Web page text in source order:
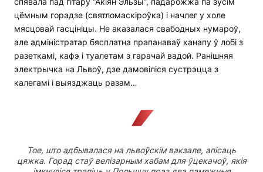
цёмным горадзе (святломаскіроўка) і начлег у холе
мясцовай гасцініцы. Не аказалася свабодных нумароў,
але адміністратар бясплатна прапанаваў канапу ў лобі з
разеткамі, кафэ і туалетам з гарачай вадой. Ранішняя
электрычка на Львоў, дзе дамовіліся сустрэцца з
калегамі і выязджаць разам…
Тое, што адбывалася на львоўскім вакзале, апісаць
цяжка. Горад стаў велізарным хабам для ўцекачоў, якія